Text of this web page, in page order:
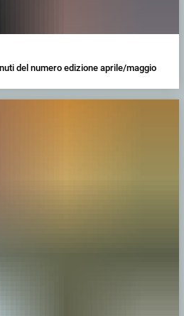
del numero edizione aprile/maggio